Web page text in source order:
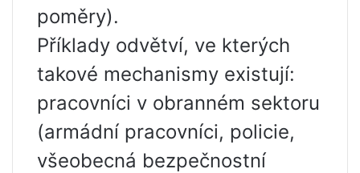
poměry).
Příklady odvětví, ve kterých
takové mechanismy existují:
pracovníci v obranném sektoru
(armádní pracovníci, policie,
všeobecná bezpečnostní